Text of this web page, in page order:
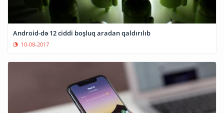
Android-də 12 ciddi boşluq aradan qaldırılıb
10-08-2017